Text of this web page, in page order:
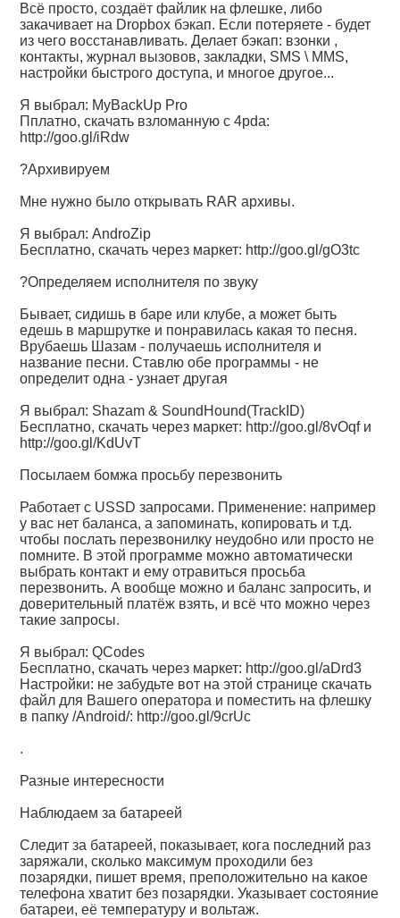
Всё просто, создаёт файлик на флешке, либо
закачивает на Dropbox бэкап. Если потеряете - будет
из чего восстанавливать. Делает бэкап: взонки ,
контакты, журнал вызовов, закладки, SMS \ MMS,
настройки быстрого доступа, и многое другое...
Я выбрал: MyBackUp Pro
Пплатно, скачать взломанную с 4pda:
http://goo.gl/iRdw
?Архивируем
Мне нужно было открывать RAR архивы.
Я выбрал: AndroZip
Бесплатно, скачать через маркет: http://goo.gl/gO3tc
?Определяем исполнителя по звуку
Бывает, сидишь в баре или клубе, а может быть
едешь в маршрутке и понравилась какая то песня.
Врубаешь Шазам - получаешь исполнителя и
название песни. Ставлю обе программы - не
определит одна - узнает другая
Я выбрал: Shazam & SoundHound(TrackID)
Бесплатно, скачать через маркет: http://goo.gl/8vOqfи
http://goo.gl/KdUvT
Посылаем бомжа просьбу перезвонить
Работает с USSD запросами. Применение: например
у вас нет баланса, а запоминать, копировать и т.д.
чтобы послать перезвонилку неудобно или просто не
помните. В этой программе можно автоматически
выбрать контакт и ему отравиться просьба
перезвонить. А вообще можно и баланс запросить, и
доверительный платёж взять, и всё что можно через
такие запросы.
Я выбрал: QCodes
Бесплатно, скачать через маркет: http://goo.gl/aDrd3
Настройки: не забудьте вот на этой странице скачать
файл для Вашего оператора и поместить на флешку
в папку /Android/: http://goo.gl/9crUc
.
Разные интересности
Наблюдаем за батареей
Следит за батареей, показывает, кога последний раз
заряжали, сколько максимум проходили без
позарядки, пишет время, преположительно на какое
телефона хватит без позарядки. Указывает состояние
батареи, её температуру и вольтаж.